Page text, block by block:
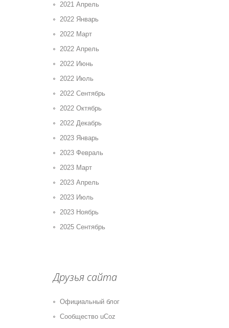
2021 Апрель
2022 Январь
2022 Март
2022 Апрель
2022 Июнь
2022 Июль
2022 Сентябрь
2022 Октябрь
2022 Декабрь
2023 Январь
2023 Февраль
2023 Март
2023 Апрель
2023 Июль
2023 Ноябрь
2025 Сентябрь
Друзья сайта
Официальный блог
Сообщество uCoz